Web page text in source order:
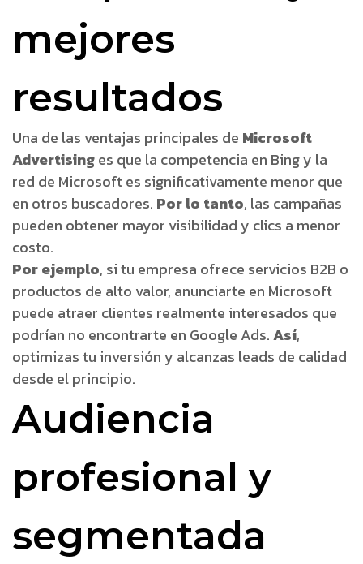
mejores
resultados
Una de las ventajas principales de Microsoft
Advertisinges que la competencia en Bing y la
red de Microsoft es significativamente menor que
en otros buscadores. Por lo tanto, las campañas
pueden obtener mayor visibilidad y clics a menor
costo.
Por ejemplo, si tu empresa ofrece servicios B2B o
productos de alto valor, anunciarte en Microsoft
puede atraer clientes realmente interesados que
podrían no encontrarte en Google Ads.Así,
optimizas tu inversión y alcanzas leads de calidad
desde el principio.
Audiencia
profesional y
segmentada